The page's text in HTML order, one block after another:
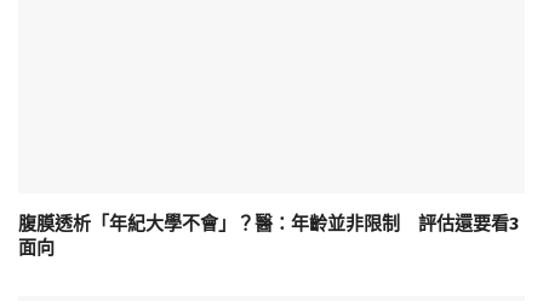
腹膜透析「年紀大學不會」？醫：年齡並非限制 評估還要看3
面向